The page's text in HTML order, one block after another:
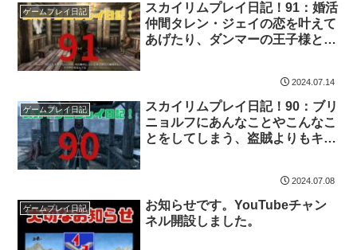
ゲームプレイ日記
スカイリムプレイ日記！91：婚活
仲間タレン・ジェイの恋を叶えて
あげたり、ダンマーの王子様と出
2024.07.14
ゲームプレイ日記
スカイリムプレイ日記！90：ブリ
ニョルフにあんなことやこんなこ
とをしてしまう、盗賊よりもキケ
2024.07.08
ゲームプレイ日記
お知らせです。YouTubeチャン
ネル開設しました。